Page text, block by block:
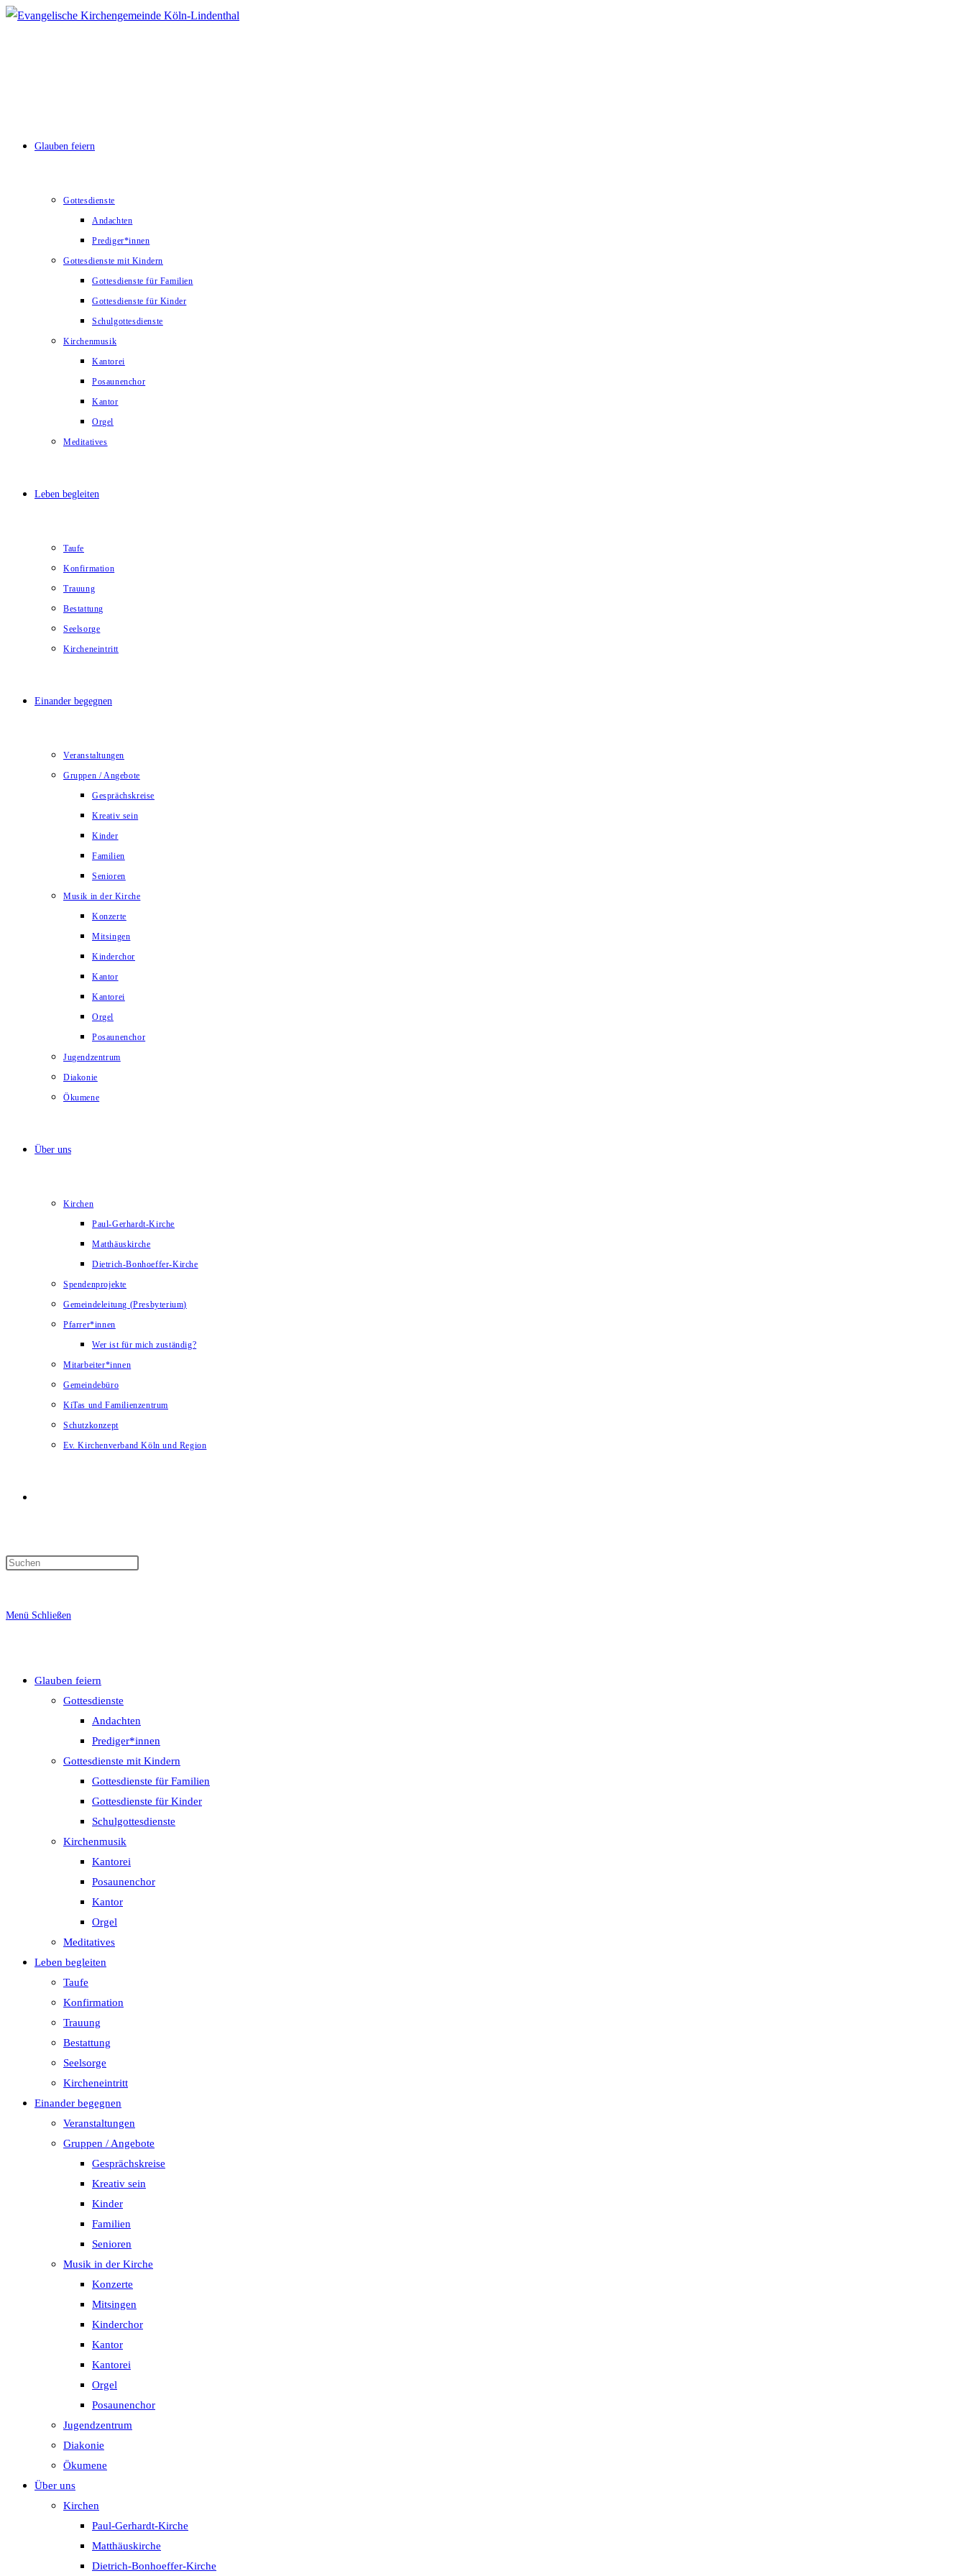
Zum
Glauben feiern
Gottesdienste
Andachten
Prediger*innen
Gottesdienste mit Kindern
Gottesdienste für Familien
Gottesdienste für Kinder
Schulgottesdienste
Kirchenmusik
Kantorei
Posaunenchor
Kantor
Orgel
Meditatives
Leben begleiten
Taufe
Konfirmation
Trauung
Bestattung
Seelsorge
Kircheneintritt
Einander begegnen
Veranstaltungen
Gruppen / Angebote
Gesprächskreise
Kreativ sein
Kinder
Familien
Senioren
Musik in der Kirche
Konzerte
Mitsingen
Kinderchor
Kantor
Kantorei
Orgel
Posaunenchor
Jugendzentrum
Diakonie
Ökumene
Über uns
Kirchen
Paul-Gerhardt-Kirche
Matthäuskirche
Dietrich-Bonhoeffer-Kirche
Spendenprojekte
Gemeindeleitung (Presbyterium)
Pfarrer*innen
Wer ist für mich zuständig?
Mitarbeiter*innen
Gemeindebüro
KiTas und Familienzentrum
Schutzkonzept
Ev. Kirchenverband Köln und Region
Menü Schließen
Glauben feiern
Gottesdienste
Andachten
Prediger*innen
Gottesdienste mit Kindern
Gottesdienste für Familien
Gottesdienste für Kinder
Schulgottesdienste
Kirchenmusik
Kantorei
Posaunenchor
Kantor
Orgel
Meditatives
Leben begleiten
Taufe
Konfirmation
Trauung
Bestattung
Seelsorge
Kircheneintritt
Einander begegnen
Veranstaltungen
Gruppen / Angebote
Gesprächskreise
Kreativ sein
Kinder
Familien
Senioren
Musik in der Kirche
Konzerte
Mitsingen
Kinderchor
Kantor
Kantorei
Orgel
Posaunenchor
Jugendzentrum
Diakonie
Ökumene
Über uns
Kirchen
Paul-Gerhardt-Kirche
Matthäuskirche
Dietrich-Bonhoeffer-Kirche